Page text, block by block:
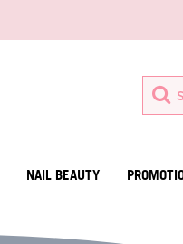
NAIL BEAUTY